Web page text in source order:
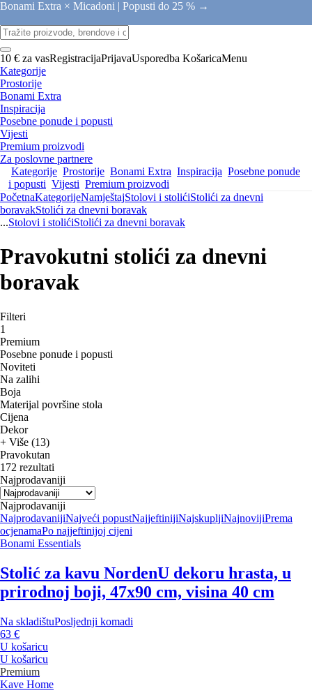
Bonami Extra × Micadoni | Popusti do 25 % →
10 € za vasRegistracijaPrijavaUsporedba KošaricaMenu
Kategorije
Prostorije
Bonami Extra
Inspiracija
Posebne ponude i popusti
Vijesti
Premium proizvodi
Za poslovne partnere
Kategorije Prostorije Bonami Extra Inspiracija Posebne ponude
i popusti Vijesti Premium proizvodi
PočetnaKategorijeNamještajStolovi i stolićiStolići za dnevni
boravakStolići za dnevni boravak
...Stolovi i stolićiStolići za dnevni boravak
Pravokutni stolići za dnevni
boravak
Filteri
1
Premium
Posebne ponude i popusti
Noviteti
Na zalihi
Boja
Materijal površine stola
Cijena
Dekor
+ Više (13)
Pravokutan
172 rezultati
Najprodavaniji
Najprodavaniji
NajprodavanijiNajveći popustNajjeftinijiNajskupljiNajnovijiPrema
ocjenamaPo najjeftinijoj cijeni
Bonami Essentials
Stolić za kavu NordenU dekoru hrasta, u
prirodnoj boji, 47x90 cm, visina 40 cm
Na skladištuPosljednji komadi
63 €
U košaricu
U košaricu
Premium
Kave Home